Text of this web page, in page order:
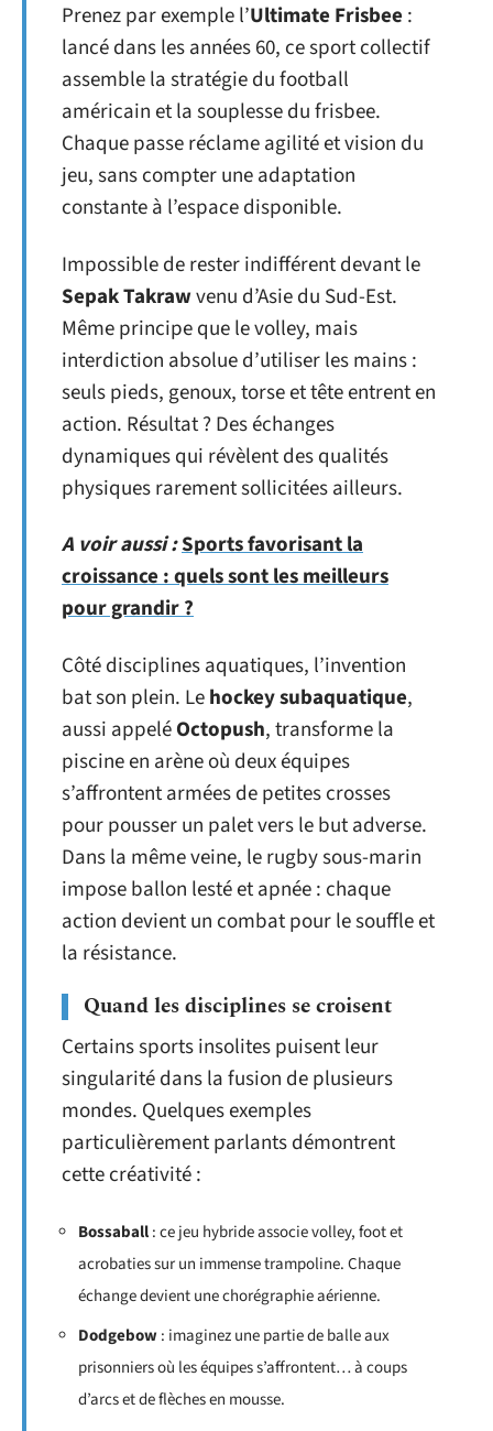
Prenez par exemple l’Ultimate Frisbee :
lancé dans les années 60, ce sport collectif
assemble la stratégie du football
américain et la souplesse du frisbee.
Chaque passe réclame agilité et vision du
jeu, sans compter une adaptation
constante à l’espace disponible.
Impossible de rester indifférent devant le
Sepak Takrawvenu d’Asie du Sud-Est.
Même principe que le volley, mais
interdiction absolue d’utiliser les mains :
seuls pieds, genoux, torse et tête entrent en
action. Résultat ? Des échanges
dynamiques qui révèlent des qualités
physiques rarement sollicitées ailleurs.
A voir aussi :Sports favorisant la
croissance : quels sont les meilleurs
pour grandir ?
Côté disciplines aquatiques, l’invention
bat son plein. Lehockey subaquatique,
aussi appeléOctopush, transforme la
piscine en arène où deux équipes
s’affrontent armées de petites crosses
pour pousser un palet vers le but adverse.
Dans la même veine, le rugby sous-marin
impose ballon lesté et apnée : chaque
action devient un combat pour le souffle et
la résistance.
Quand les disciplines se croisent
Certains sports insolites puisent leur
singularité dans la fusion de plusieurs
mondes. Quelques exemples
particulièrement parlants démontrent
cette créativité :
Bossaball: ce jeu hybride associe volley, foot et
acrobaties sur un immense trampoline. Chaque
échange devient une chorégraphie aérienne.
Dodgebow : imaginez une partie de balle aux
prisonniers où les équipes s’affrontent… à coups
d’arcs et de flèches en mousse.